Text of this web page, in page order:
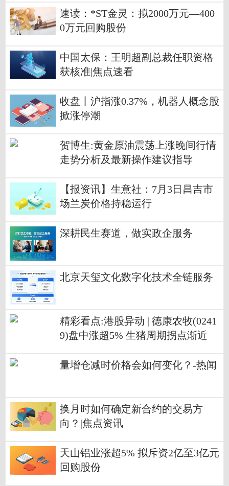
速读：*ST金灵：拟2000万元—400
0万元回购股份
中国太保：王明超副总裁任职资格
获核准|焦点速看
收盘丨沪指涨0.37%，机器人概念股
掀涨停潮
贺博生:黄金原油震荡上涨晚间行情
走势分析及最新操作建议指导
【报资讯】生意社：7月3日昌吉市
场兰炭价格持稳运行
深耕民生赛道，做实政企服务
北京天玺文化数字化技术全链服务
精彩看点:港股异动 | 德康农牧(0241
9)盘中涨超5% 生猪周期拐点渐近
量增仓减时价格会如何变化？-热闻
换月时如何确定新合约的交易方
向？|焦点资讯
天山铝业涨超5% 拟斥资2亿至3亿元
回购股份